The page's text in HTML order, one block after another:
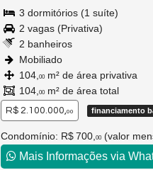
3 dormitórios (1 suíte)
2 vagas (Privativa)
2 banheiros
Mobiliado
104, 00 m² de área privativa
104, 00 m² de área total
R$ 2.100.000,00 financiamento
Condomínio: R$ 700, 00 (valor
Mais Informações via